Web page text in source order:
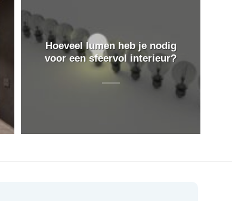
Hoeveel lumen heb je nodig
voor een sfeervol interieur?